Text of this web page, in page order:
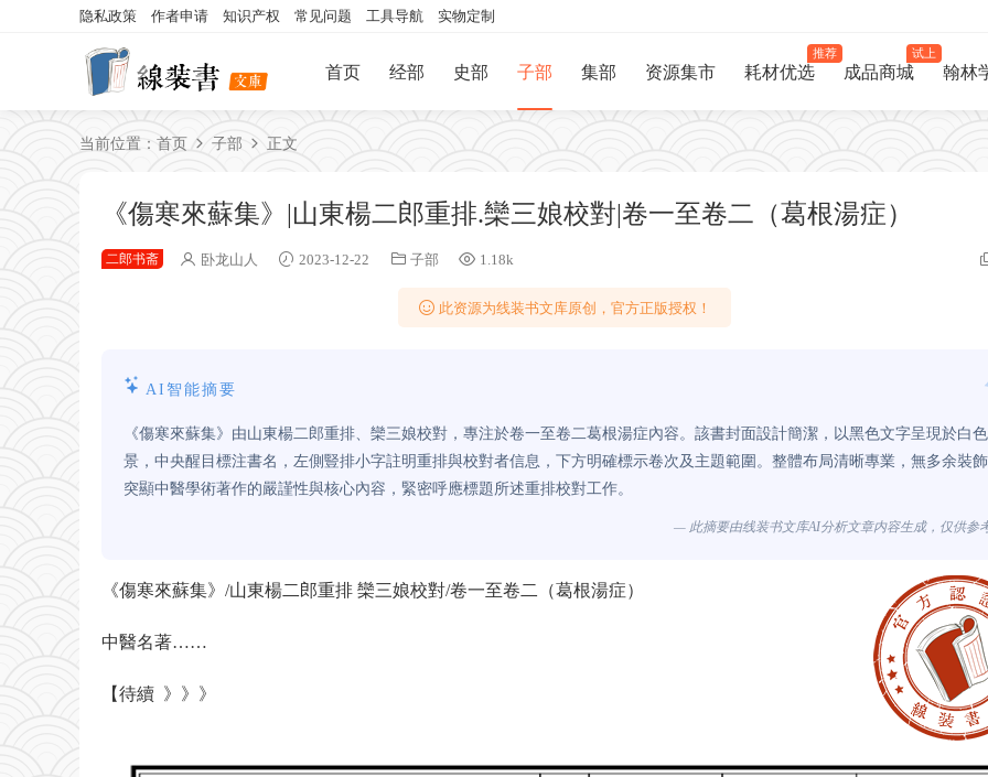
首页 经部 史部 子部 集部 资源集市 耗材优选
推荐
成品商城
试上
翰林
隐私政策 作者申请 知识产权 常见问题 工具导航 实物定制
当前位置： 首页 子部 正文
《傷寒來蘇集》|山東楊二郎重排.欒三娘校對|卷一至卷二（葛根湯症）
二郎书斋 卧龙山人 2023-12-22 子部 1.18k
此资源为线装书文库原创，官方正版授权！
AI智能摘要
《傷寒來蘇集》由山東楊二郎重排、欒三娘校對，專注於卷一至卷二葛根湯症內容。該書封面設計簡潔，以黑色文字呈現於白
景，中央醒目標注書名，左側豎排小字註明重排與校對者信息，下方明確標示卷次及主題範圍。整體布局清晰專業，無多余裝
突顯中醫學術著作的嚴謹性與核心內容，緊密呼應標題所述重排校對工作。
— 此摘要由线装书文库AI分析文章内容生成，仅供参
《傷寒來蘇集》/山東楊二郎重排 欒三娘校對/卷一至卷二（葛根湯症）
中醫名著……
【待續 》》》